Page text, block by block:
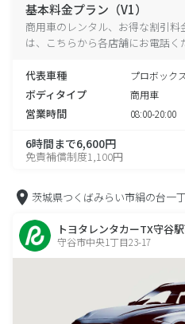
基本料金プラン（V1）
商用車のレンタル、お得な割引
は、こちらから各店舗にお電話く
代表車種 プロボック
ボディタイプ 商用車
営業時間 08:00-20:00
6時間まで6,600円
免責補償制度1,100円
茨城県つくばみらい市絹の台一
トヨタレンタカーTX守谷
守谷市中央1丁目23-17